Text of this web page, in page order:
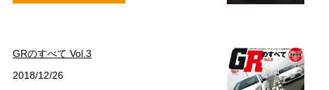
GRのすべて Vol.3
2018/12/26